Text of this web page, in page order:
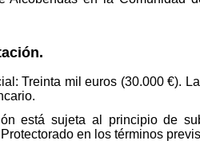
Treinta mil euros (30.000 €).
está sujeta al principio de
en los términos